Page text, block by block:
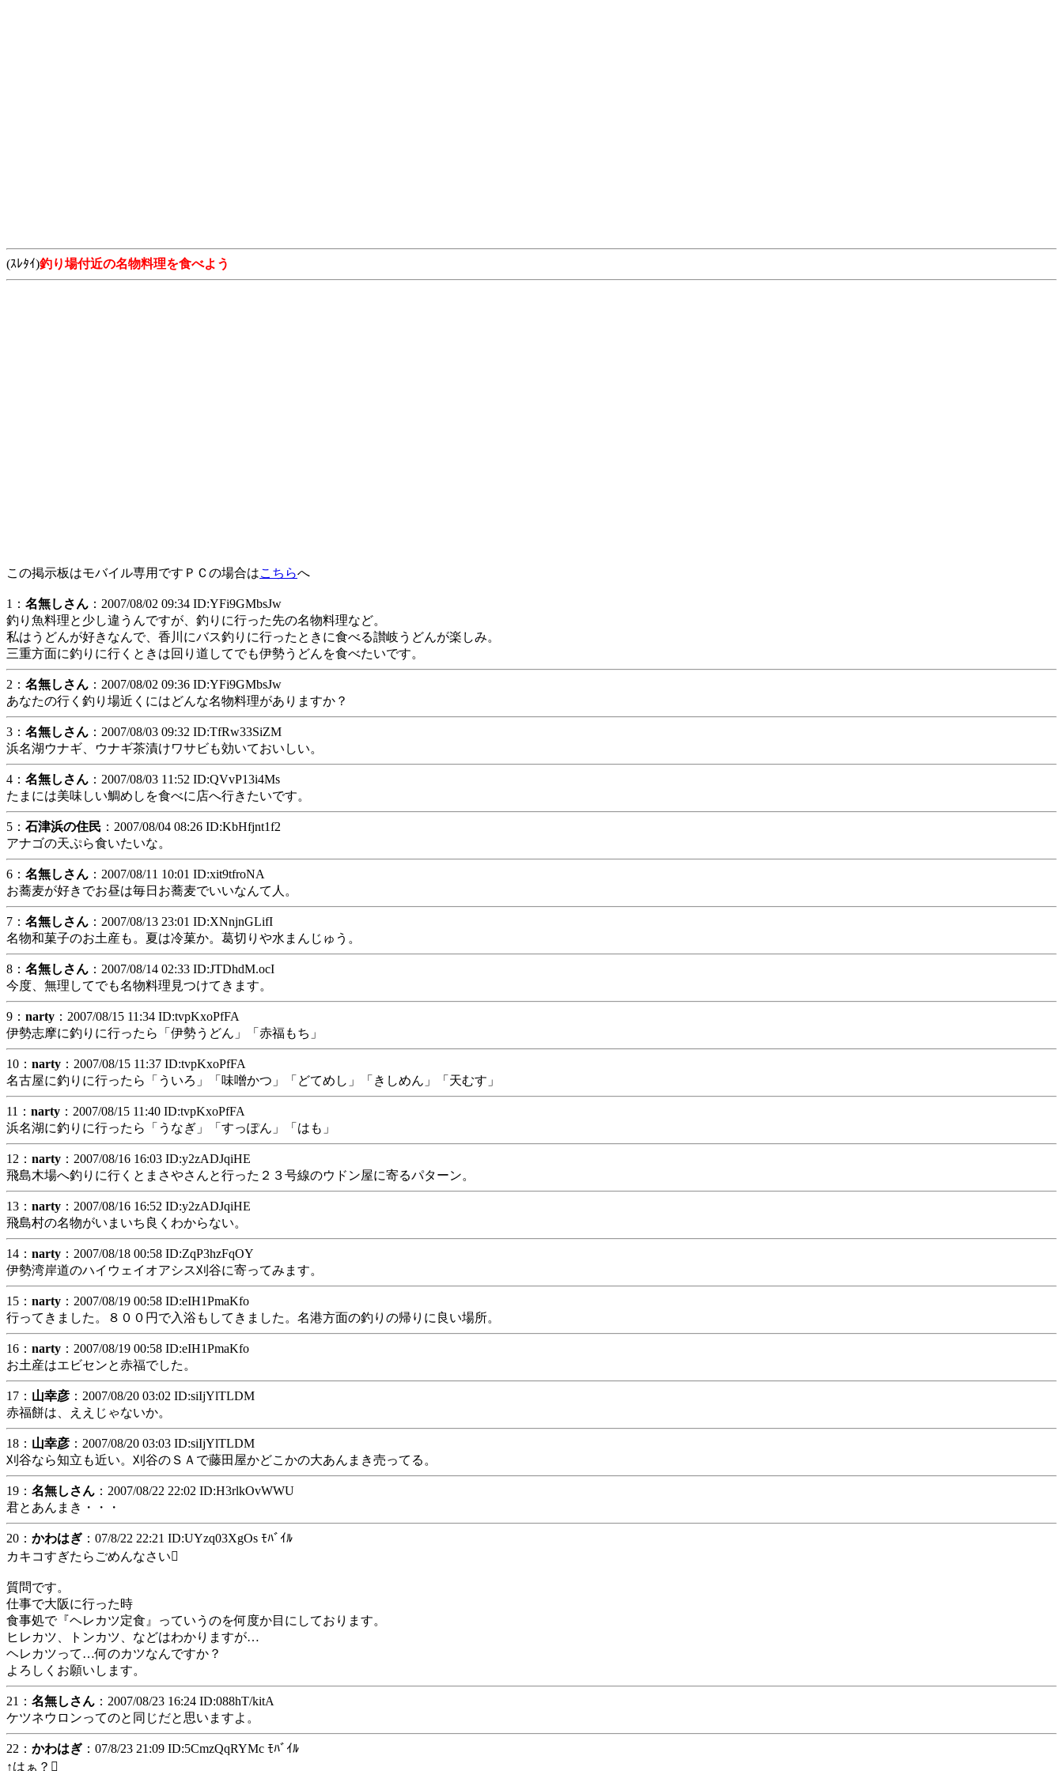
(ｽﾚﾀｲ)釣り場付近の名物料理を食べよう
この掲示板はモバイル専用ですＰＣの場合はこちらへ
1： 名無しさん ：2007/08/02 09:34 ID:YFi9GMbsJw
釣り魚料理と少し違うんですが、釣りに行った先の名物料理など。
私はうどんが好きなんで、香川にバス釣りに行ったときに食べる讃岐うどんが楽しみ。
三重方面に釣りに行くときは回り道してでも伊勢うどんを食べたいです。
2： 名無しさん ：2007/08/02 09:36 ID:YFi9GMbsJw
あなたの行く釣り場近くにはどんな名物料理がありますか？
3： 名無しさん ：2007/08/03 09:32 ID:TfRw33SiZM
浜名湖ウナギ、ウナギ茶漬けワサビも効いておいしい。
4： 名無しさん ：2007/08/03 11:52 ID:QVvP13i4Ms
たまには美味しい鯛めしを食べに店へ行きたいです。
5： 石津浜の住民 ：2007/08/04 08:26 ID:KbHfjnt1f2
アナゴの天ぷら食いたいな。
6： 名無しさん ：2007/08/11 10:01 ID:xit9tfroNA
お蕎麦が好きでお昼は毎日お蕎麦でいいなんて人。
7： 名無しさん ：2007/08/13 23:01 ID:XNnjnGLifI
名物和菓子のお土産も。夏は冷菓か。葛切りや水まんじゅう。
8： 名無しさん ：2007/08/14 02:33 ID:JTDhdM.ocI
今度、無理してでも名物料理見つけてきます。
9： narty ：2007/08/15 11:34 ID:tvpKxoPfFA
伊勢志摩に釣りに行ったら「伊勢うどん」「赤福もち」
10： narty ：2007/08/15 11:37 ID:tvpKxoPfFA
名古屋に釣りに行ったら「ういろ」「味噌かつ」「どてめし」「きしめん」「天むす」
11： narty ：2007/08/15 11:40 ID:tvpKxoPfFA
浜名湖に釣りに行ったら「うなぎ」「すっぽん」「はも」
12： narty ：2007/08/16 16:03 ID:y2zADJqiHE
飛島木場へ釣りに行くとまさやさんと行った２３号線のウドン屋に寄るパターン。
13： narty ：2007/08/16 16:52 ID:y2zADJqiHE
飛島村の名物がいまいち良くわからない。
14： narty ：2007/08/18 00:58 ID:ZqP3hzFqOY
伊勢湾岸道のハイウェイオアシス刈谷に寄ってみます。
15： narty ：2007/08/19 00:58 ID:eIH1PmaKfo
行ってきました。８００円で入浴もしてきました。名港方面の釣りの帰りに良い場所。
16： narty ：2007/08/19 00:58 ID:eIH1PmaKfo
お土産はエビセンと赤福でした。
17： 山幸彦 ：2007/08/20 03:02 ID:siIjYlTLDM
赤福餅は、ええじゃないか。
18： 山幸彦 ：2007/08/20 03:03 ID:siIjYlTLDM
刈谷なら知立も近い。刈谷のＳＡで藤田屋かどこかの大あんまき売ってる。
19： 名無しさん ：2007/08/22 22:02 ID:H3rlkOvWWU
君とあんまき・・・
20： かわはぎ ：07/8/22 22:21 ID:UYzq03XgOs ﾓﾊﾞｲﾙ
カキコすぎたらごめんなさい
質問です。
仕事で大阪に行った時
食事処で『ヘレカツ定食』っていうのを何度か目にしております。
ヒレカツ、トンカツ、などはわかりますが…
ヘレカツって…何のカツなんですか？
よろしくお願いします。
21： 名無しさん ：2007/08/23 16:24 ID:088hT/kitA
ケツネウロンってのと同じだと思いますよ。
22： かわはぎ ：07/8/23 21:09 ID:5CmzQqRYMc ﾓﾊﾞｲﾙ
↑はぁ？